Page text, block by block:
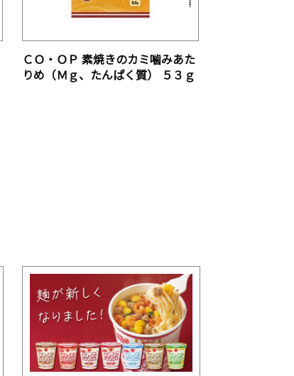
ＣＯ・ＯＰ 素焼きのカミ噛みあた
りめ（Ｍｇ、たんぱく質） ５３ｇ